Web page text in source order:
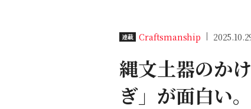
連載 Craftsmanship
縄文土器のか
ぎ」が面白い